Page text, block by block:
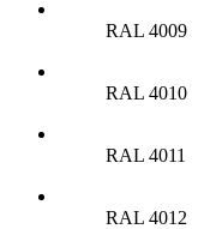
RAL 4009
RAL 4010
RAL 4011
RAL 4012